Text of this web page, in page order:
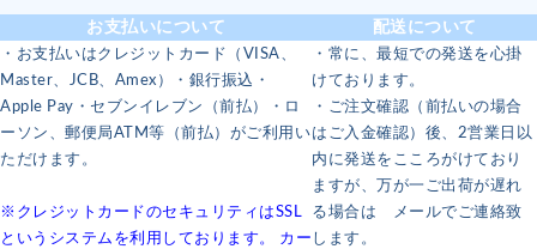
お支払いについて 配送について
・お支払いはクレジットカード（VISA、
Master、JCB、Amex）・銀行振込・
Apple Pay・セブンイレブン（前払）・ロ
ーソン、郵便局ATM等（前払）がご利用い
ただけます。
※クレジットカードのセキュリティはSSL
というシステムを利用しております。 カー
・常に、最短での発送を心掛
けております。
・ご注文確認（前払いの場合
はご入金確認）後、2営業日以
内に発送をこころがけており
ますが、万が一ご出荷が遅れ
る場合は メールでご連絡致
します。